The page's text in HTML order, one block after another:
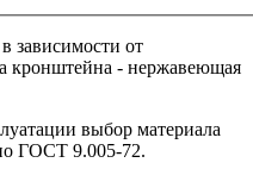
зависимости от
кронштейна - нержавеющая
выбор материала
ГОСТ 9.005-72.